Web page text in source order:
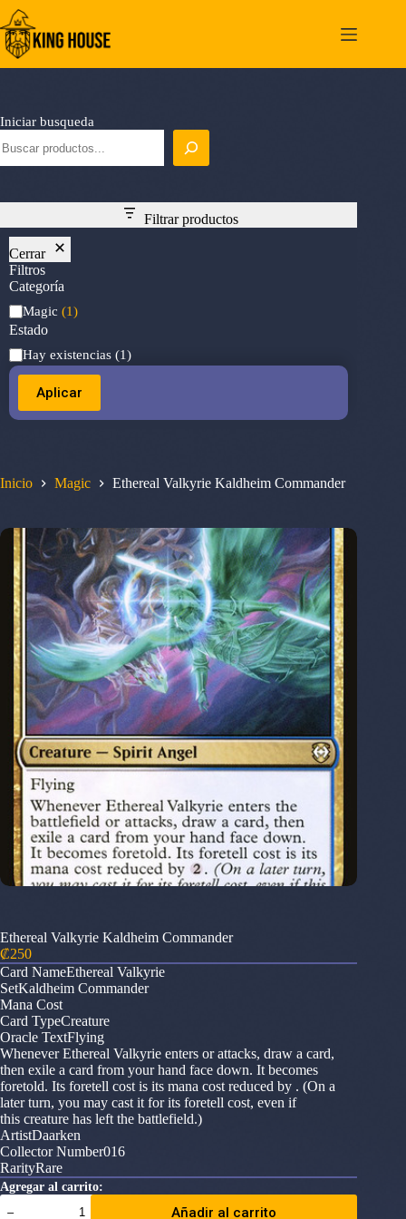
Saltar
al
contenido
Inicio Magic Ethereal Valkyrie Kaldheim Commander
Ethereal Valkyrie Kaldheim Commander
₡250
Card NameEthereal Valkyrie
SetKaldheim Commander
Mana Cost
Card TypeCreature
Oracle TextFlying
Whenever Ethereal Valkyrie enters or attacks, draw a card,
then exile a card from your hand face down. It becomes
foretold. Its foretell cost is its mana cost reduced by . (On a
later turn, you may cast it for its foretell cost, even if
this creature has left the battlefield.)
ArtistDaarken
Collector Number016
RarityRare
Agregar al carrito:
Ethereal
Valkyrie
Añadir al carrito
Iniciar busqueda
Filtrar productos
Cerrar
Filtros
Categoría
Categoría
Magic (1)
Estado
Estado
Hay existencias (1)
Aplicar